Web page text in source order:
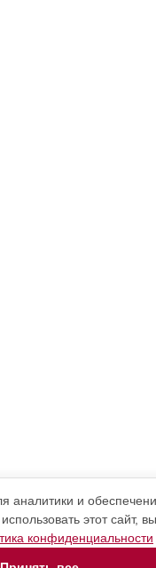
аналитики и
этот сайт,
конфиденциальности